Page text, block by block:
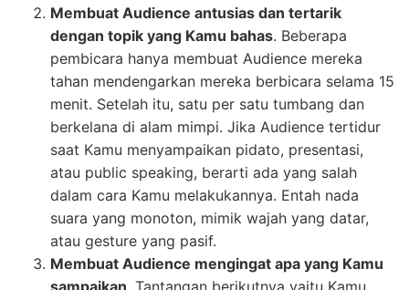
Membuat Audience antusias dan tertarik
dengan topik yang Kamu bahas. Beberapa
pembicara hanya membuat Audience mereka
tahan mendengarkan mereka berbicara selama 15
menit. Setelah itu, satu per satu tumbang dan
berkelana di alam mimpi. Jika Audience tertidur
saat Kamu menyampaikan pidato, presentasi,
atau public speaking, berarti ada yang salah
dalam cara Kamu melakukannya. Entah nada
suara yang monoton, mimik wajah yang datar,
atau gesture yang pasif.
Membuat Audience mengingat apa yang Kamu
sampaikan. Tantangan berikutnya yaitu Kamu